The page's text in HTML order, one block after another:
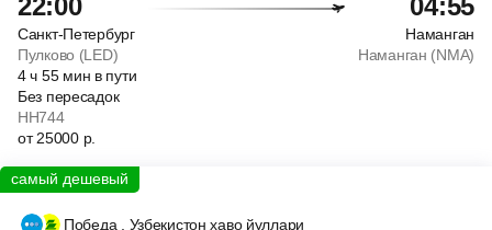
22:00 04:55
Санкт-Петербург
Наманган
Пулково (LED)
Наманган (NMA)
4ч 55 мин в пути
Без пересадок
HH744
от25000 р.
Победа , Узбекистон хаво йуллари